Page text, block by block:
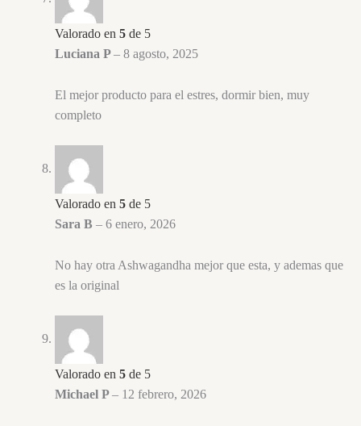
Valorado en 5 de 5
Luciana P– 8 agosto, 2025
El mejor producto para el estres, dormir bien, muy
completo
Valorado en 5 de 5
Sara B – 6 enero, 2026
No hay otra Ashwagandha mejor que esta, y ademas que
es la original
Valorado en 5 de 5
Michael P– 12 febrero, 2026